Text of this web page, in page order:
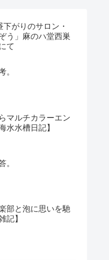
下がりのサロン・
う」麻のハ堂西巣
て
。
マルチカラーエン
水水槽日記】
。
部と泡に思いを馳
記】